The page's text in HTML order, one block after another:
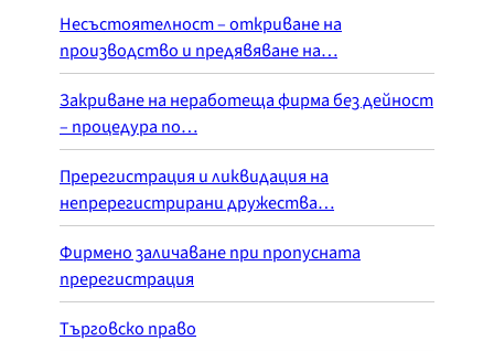
Несъстоятелност – откриване на
производство и предявяване на…
Закриване на неработеща фирма без дейност
– процедура по…
Пререгистрация и ликвидация на
непререгистрирани дружества…
Фирмено заличаване при пропусната
пререгистрация
Търговско право